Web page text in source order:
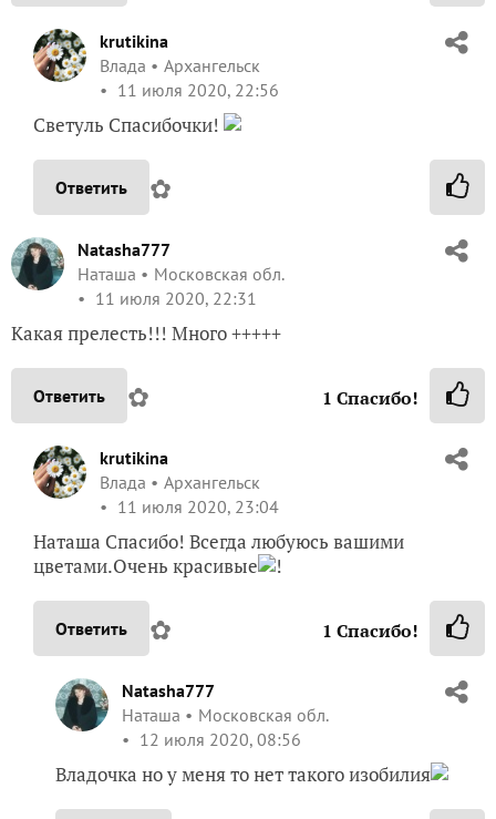
krutikina
Влада
Архангельск
11 июля 2020, 22:56
Светуль Спасибочки!
Ответить ✿
Natasha777
Наташа
Московская обл.
11 июля 2020, 22:31
Какая прелесть!!! Много +++++
Ответить ✿ 1 Спасибо!
krutikina
Влада
Архангельск
11 июля 2020, 23:04
Наташа Спасибо! Всегда любуюсь вашими
цветами.Очень красивые
!
Ответить ✿ 1 Спасибо!
Natasha777
Наташа
Московская обл.
12 июля 2020, 08:56
Владочка но у меня то нет такого изобилия